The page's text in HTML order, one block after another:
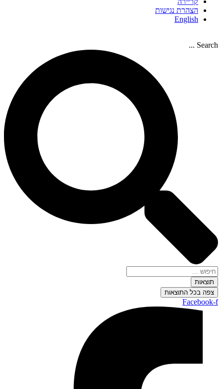
הצהרת נגישות
English
Search ...
תוצאות
צפה בכל התוצאות
Facebook-f